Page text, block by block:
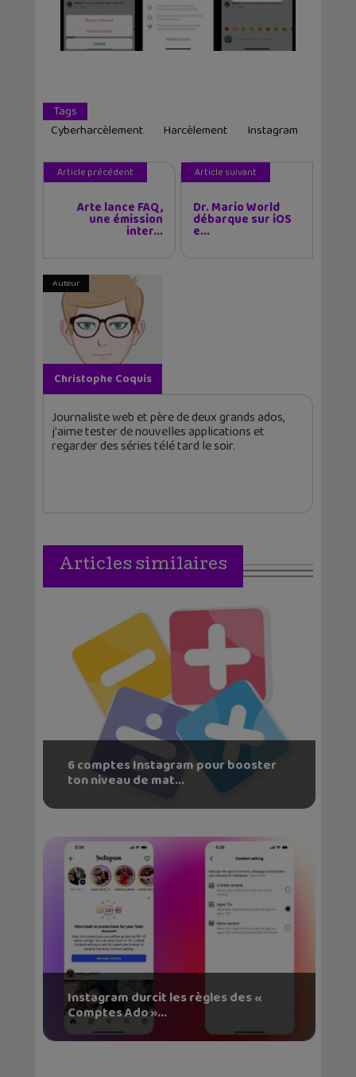
Tags
Cyberharcèlement
Harcèlement Instagram
Article précédent
Arte lance FAQ,
une émission
inter...
Article suivant
Dr. Mario World
débarque sur iOS
e...
Auteur
Christophe Coquis
Journaliste web et père de deux grands ados,
j'aime tester de nouvelles applications et
regarder des séries télé tard le soir.
Articles similaires
6 comptes Instagram pour booster
ton niveau de mat...
Instagram durcit les règles des «
Comptes Ado »...